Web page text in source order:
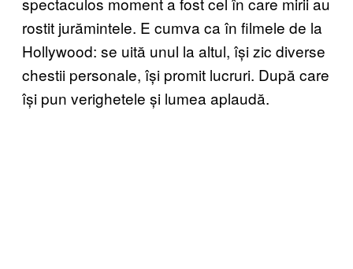
rostit jurămintele. E cumva ca în filmele de la
Hollywood: se uită unul la altul, își zic diverse
chestii personale, își promit lucruri. După care
își pun verighetele și lumea aplaudă.